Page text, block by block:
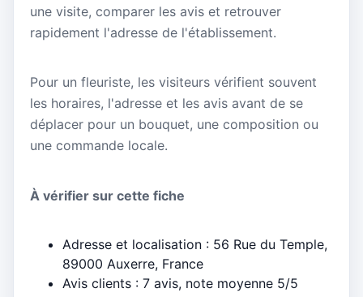
une visite, comparer les avis et retrouver
rapidement l'adresse de l'établissement.
Pour un fleuriste, les visiteurs vérifient souvent
les horaires, l'adresse et les avis avant de se
déplacer pour un bouquet, une composition ou
une commande locale.
À vérifier sur cette fiche
Adresse et localisation : 56 Rue du Temple,
89000 Auxerre, France
Avis clients : 7 avis, note moyenne 5/5